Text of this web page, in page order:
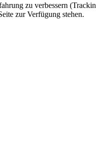
zu verbessern
zur Verfügung stehen.